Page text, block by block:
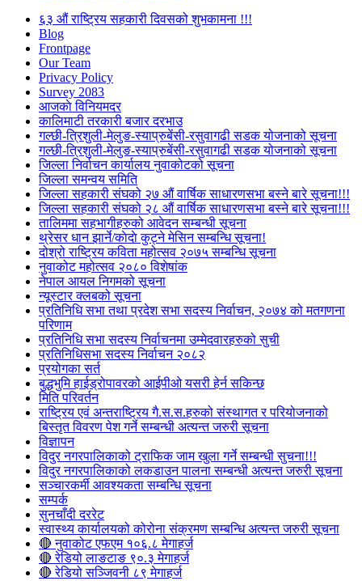
६३ औं राष्ट्रिय सहकारी दिवसको शुभकामना !!!
Blog
Frontpage
Our Team
Privacy Policy
Survey 2083
आजकाे विनियमदर
कालिमाटी तरकारी बजार दरभाउ
गल्छी-त्रिशुली-मेलुङ-स्याप्रुबेंसी-रसुवागढी सडक योजनाको सूचना
गल्छी-त्रिशुली-मेलुङ-स्याप्रुबेंसी-रसुवागढी सडक योजनाको सूचना
जिल्ला निर्वाचन कार्यालय नुवाकोटको सूचना
जिल्ला समन्वय समिति
जिल्ला सहकारी संघको २७ औं वार्षिक साधारणसभा बस्ने बारे सूचना!!!
जिल्ला सहकारी संघको २८ औं वार्षिक साधारणसभा बस्ने बारे सूचना!!!
तालिममा सहभागीहरुको आवेदन सम्बन्धी सूचना
थ्रेसर धान झार्ने/काेदाे कुट्ने मेसिन सम्बन्धि सूचना!
दोश्रो राष्ट्रिय कविता महोत्सव २०७५ सम्बन्धि सूचना
नुवाकोट महोत्सव २०८० विशेषांक
नेपाल आयल निगमको सूचना
न्यूस्टार क्लबको सूचना
प्रतिनिधि सभा तथा प्रदेश सभा सदस्य निर्वाचन, २०७४ को मतगणना
परिणाम
प्रतिनिधि सभा सदस्य निर्वाचनमा उम्मेदवारहरुको सुची
प्रतिनिधिसभा सदस्य निर्वाचन २०८२
प्रयोगका सर्त
बुद्धभुमि हाईड्रोपावरको आईपीओ यसरी हेर्न सकिन्छ
मिति परिवर्तन
राष्ट्रिय एवं अन्तराष्ट्रिय गै.स.स.हरुको संस्थागत र परियोजनाको
बिस्तृत विवरण पेश गर्ने सम्बन्धी अत्यन्त जरुरी सूचना
विज्ञापन
विदुर नगरपालिकाको ट्राफिक जाम खुला गर्ने सम्बन्धी सुचना!!!
विदुर नगरपालिकाको लकडाउन पालना सम्बन्धी अत्यन्त जरुरी सूचना
सञ्चारकर्मी आवश्यकता सम्बन्धि सूचना
सम्पर्क
सुनचाँदी दररेट
स्वास्थ्य कार्यालयको कोरोना संक्रमण सम्बन्धि अत्यन्त जरुरी सूचना
🔴 नुवाकोट एफएम १०६.८ मेगाहर्ज
🔴 रेडियो लाङटाङ ९०.३ मेगाहर्ज
🔴 रेडियो सञ्जिवनी ८९ मेगाहर्ज